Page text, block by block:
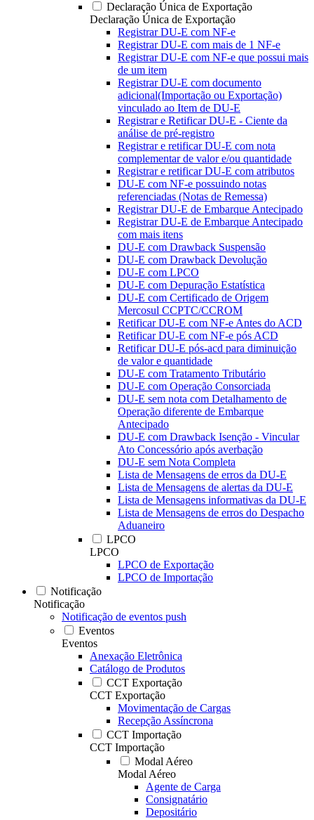
Declaração Única de Exportação
Declaração Única de Exportação
Registrar DU-E com NF-e
Registrar DU-E com mais de 1 NF-e
Registrar DU-E com NF-e que possui mais
de um item
Registrar DU-E com documento
adicional(Importação ou Exportação)
vinculado ao Item de DU-E
Registrar e Retificar DU-E - Ciente da
análise de pré-registro
Registrar e retificar DU-E com nota
complementar de valor e/ou quantidade
Registrar e retificar DU-E com atributos
DU-E com NF-e possuindo notas
referenciadas (Notas de Remessa)
Registrar DU-E de Embarque Antecipado
Registrar DU-E de Embarque Antecipado
com mais itens
DU-E com Drawback Suspensão
DU-E com Drawback Devolução
DU-E com LPCO
DU-E com Depuração Estatística
DU-E com Certificado de Origem
Mercosul CCPTC/CCROM
Retificar DU-E com NF-e Antes do ACD
Retificar DU-E com NF-e pós ACD
Retificar DU-E pós-acd para diminuição
de valor e quantidade
DU-E com Tratamento Tributário
DU-E com Operação Consorciada
DU-E sem nota com Detalhamento de
Operação diferente de Embarque
Antecipado
DU-E com Drawback Isenção - Vincular
Ato Concessório após averbação
DU-E sem Nota Completa
Lista de Mensagens de erros da DU-E
Lista de Mensagens de alertas da DU-E
Lista de Mensagens informativas da DU-E
Lista de Mensagens de erros do Despacho
Aduaneiro
LPCO
LPCO
LPCO de Exportação
LPCO de Importação
Notificação
Notificação
Notificação de eventos push
Eventos
Eventos
Anexação Eletrônica
Catálogo de Produtos
CCT Exportação
CCT Exportação
Movimentação de Cargas
Recepção Assíncrona
CCT Importação
CCT Importação
Modal Aéreo
Modal Aéreo
Agente de Carga
Consignatário
Depositário